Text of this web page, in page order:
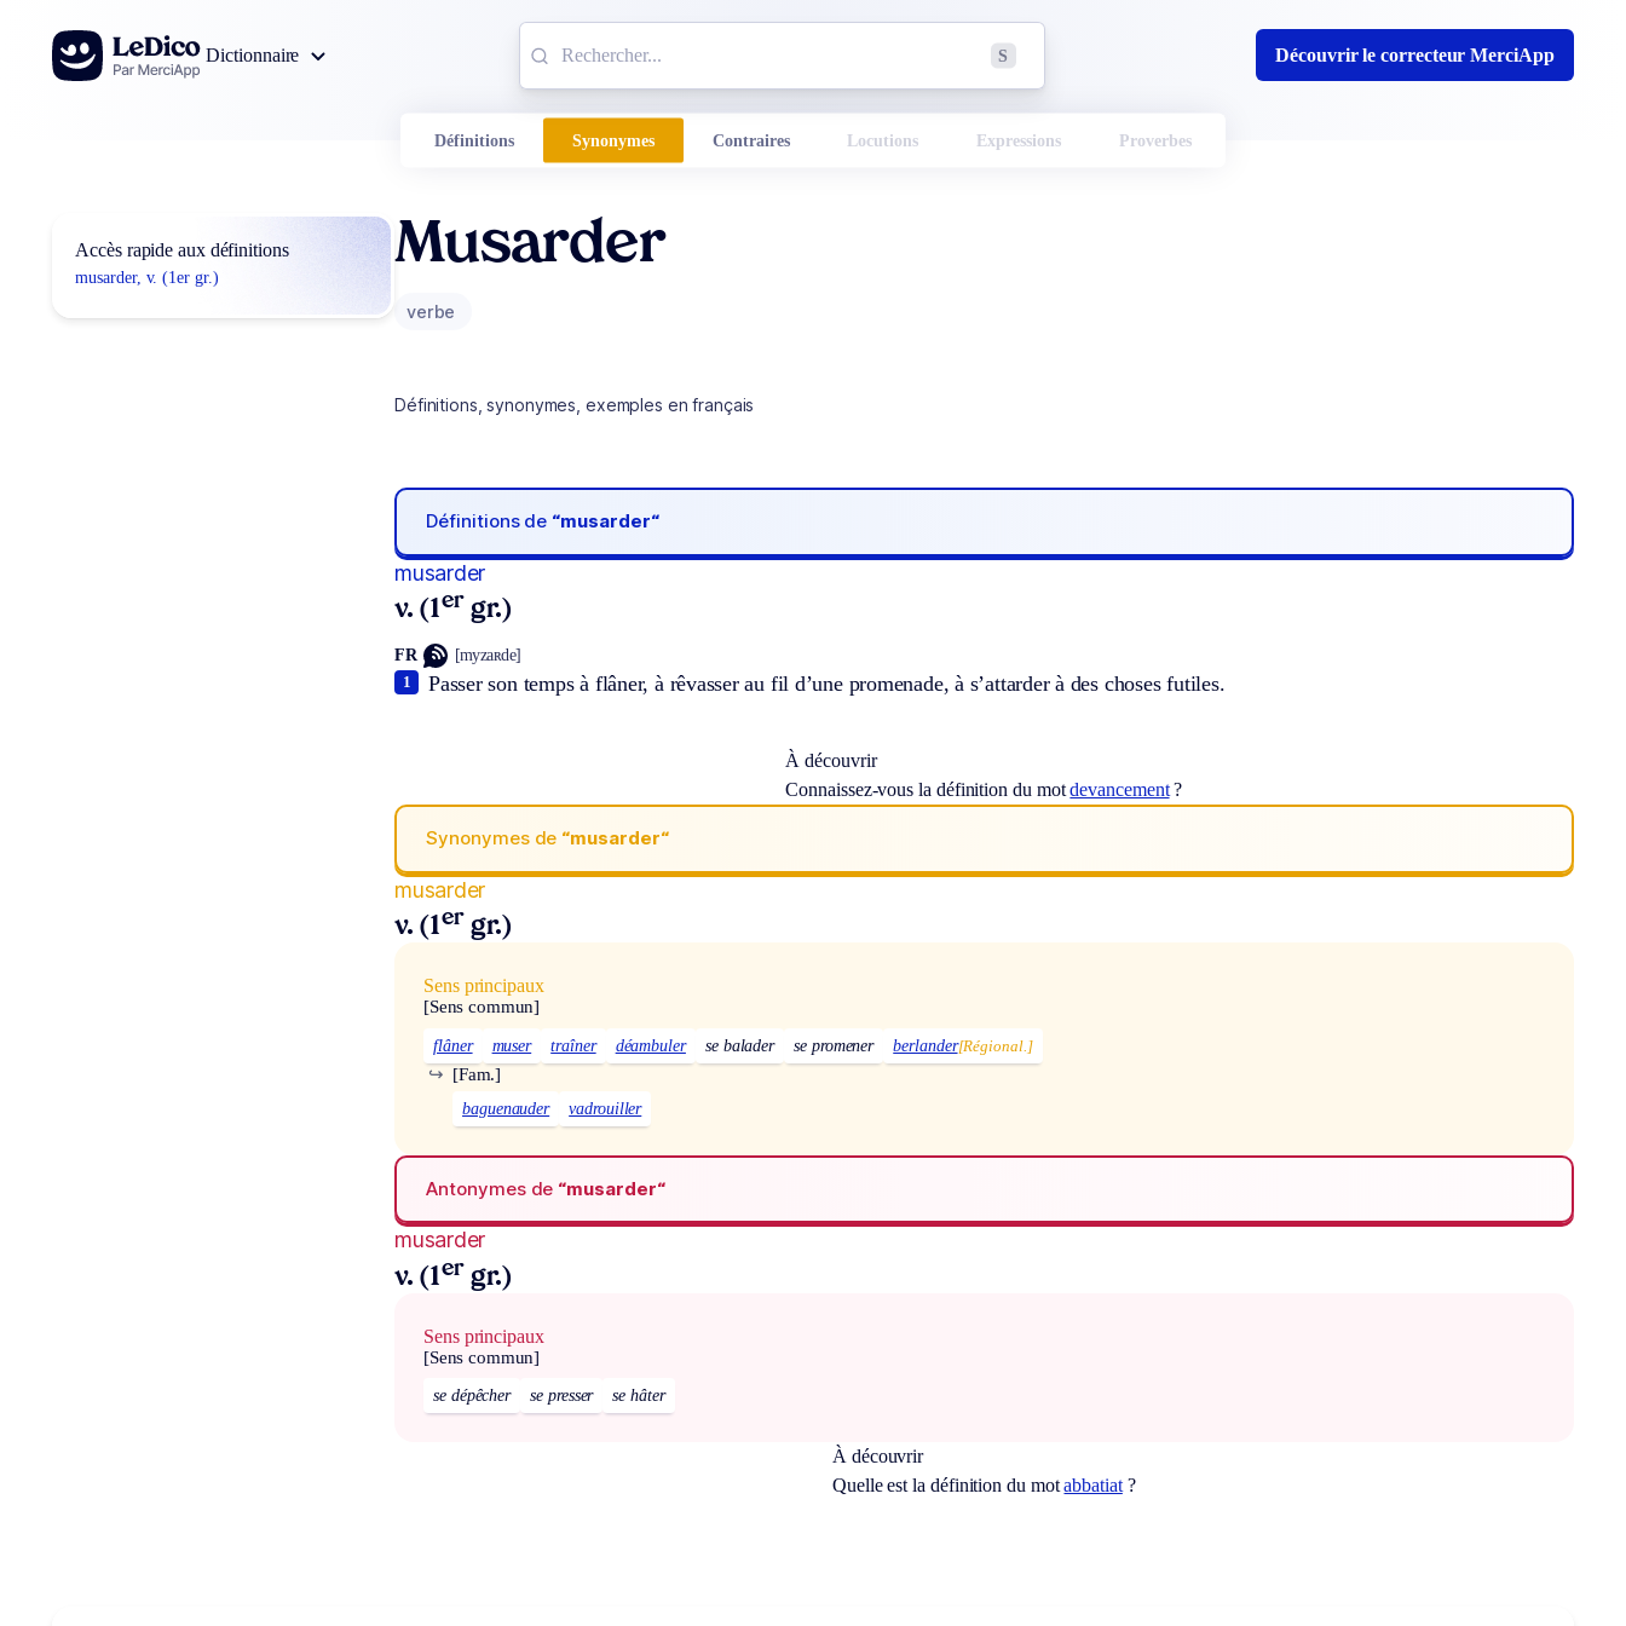
Aller au contenu
Dictionnaire
S Découvrir le correcteur MerciApp
Définitions Synonymes Contraires Locutions Expressions Proverbes
Accès rapide aux définitions
musarder, v. (1er gr.)
Musarder
verbe
Définitions, synonymes, exemples en français
Définitions de “musarder“
musarder
v. (1er gr.)
FR [myzaʀde]
Passer son temps à flâner, à rêvasser au fil d’une promenade, à s’attarder à des choses futiles.
1
À découvrir
Connaissez-vous la définition du motdevancement?
Synonymes de “musarder“
musarder
v. (1er gr.)
Sens principaux
[Sens commun]
flâner muser traîner déambuler se balader se promener berlander[Régional.]
[Fam.]
↪
baguenauder vadrouiller
Antonymes de “musarder“
musarder
v. (1er gr.)
Sens principaux
[Sens commun]
se dépêcher se presser se hâter
À découvrir
Quelle est la définition du motabbatiat?